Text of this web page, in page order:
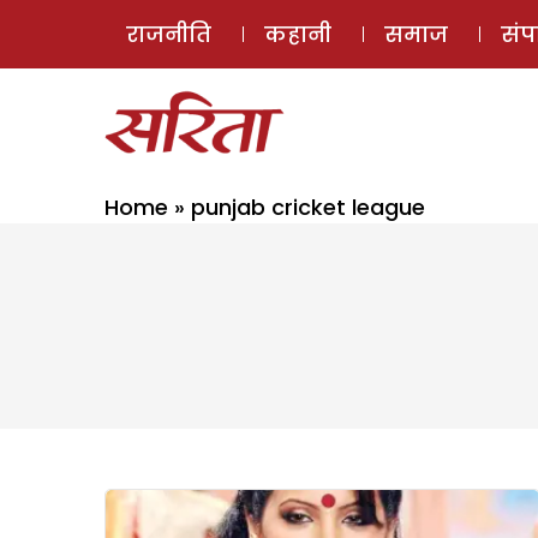
राजनीति कहानी समाज
Home » punjab cricket league